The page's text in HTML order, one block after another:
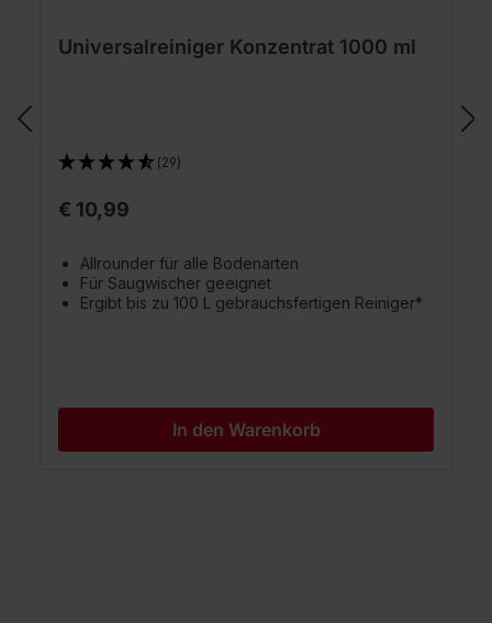
Universalreiniger Konzentrat 1000 ml
(29)
€ 10,99
Allrounder für alle Bodenarten
Für Saugwischer geeignet
Ergibt bis zu 100 L gebrauchsfertigen Reiniger*
In den Warenkorb